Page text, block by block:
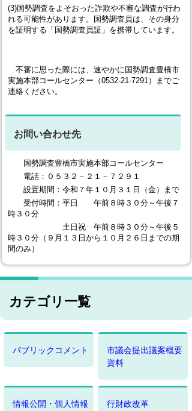
(3)国勢調査をよそおった詐欺や不審な調査が行わ
れる可能性があります。国勢調査員は、その身分
を証明する「国勢調査員証」を携帯しています。
不審に思った際には、速やかに国勢調査豊橋市
実施本部コールセンター（0532-21-7291）までご
連絡ください。
お問い合わせ先
国勢調査豊橋市実施本部コールセンター
電話：０５３２－２１－７２９１
設置期間：令和７年１０月３１日（金）まで
受付時間：平日 午前８時３０分～午後７
時３０分
土日祝 午前８時３０分～午後５
時３０分（９月１３日から１０月２６日までの期
間のみ）
カテゴリ一覧
パブリックコメント
市議会提出議案概要
資料
情報公開・個人情報
行財政改革